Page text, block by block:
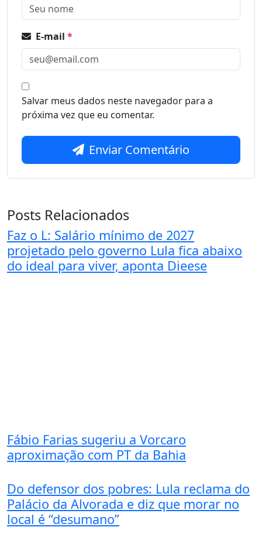
E-mail *
Salvar meus dados neste navegador para a
próxima vez que eu comentar.
Enviar Comentário
Posts Relacionados
Faz o L: Salário mínimo de 2027
projetado pelo governo Lula fica abaixo
do ideal para viver, aponta Dieese
Fábio Farias sugeriu a Vorcaro
aproximação com PT da Bahia
Do defensor dos pobres: Lula reclama do
Palácio da Alvorada e diz que morar no
local é “desumano”